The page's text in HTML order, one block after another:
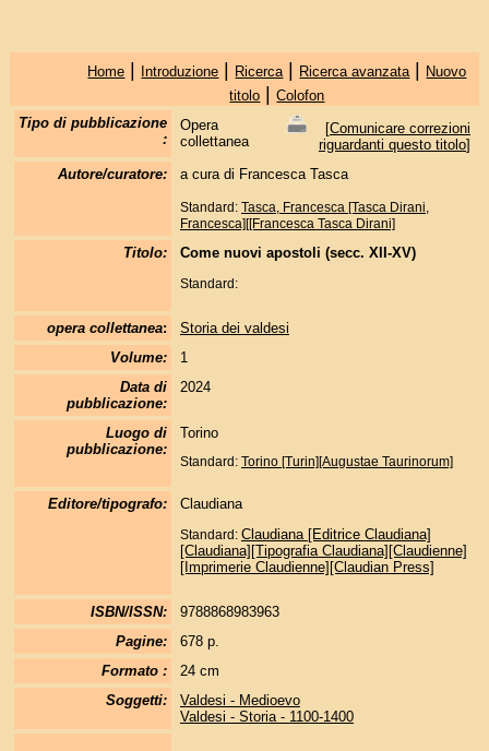
Home | Introduzione | Ricerca | Ricerca avanzata | Nuovo
titolo |Colofon
Tipo di pubblicazione
:
Opera
collettanea
[Comunicare correzioni
riguardanti questo titolo]
Autore/curatore:
a cura di Francesca Tasca
Standard: Tasca, Francesca [Tasca Dirani,
Francesca][[Francesca Tasca Dirani]
Titolo: Come nuovi apostoli (secc. XII-XV)
Standard:
opera collettanea:
Storia dei valdesi
Volume:
1
Data di
pubblicazione:
2024
Luogo di
pubblicazione:
Torino
Standard: Torino [Turin][Augustae Taurinorum]
Editore/tipografo: Claudiana
Standard: Claudiana [Editrice Claudiana]
[Claudiana][Tipografia Claudiana][Claudienne]
[Imprimerie Claudienne][Claudian Press]
ISBN/ISSN:
9788868983963
Pagine:
678 p.
Formato :
24 cm
Soggetti:
Valdesi - Medioevo
Valdesi - Storia - 1100-1400